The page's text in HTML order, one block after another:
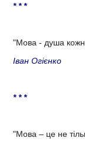
* * *
"Мова - душа
Іван Огієнко
* * *
"Мова – це не